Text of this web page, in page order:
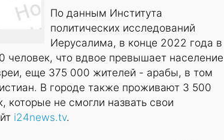
По данным Института
политических исследований
Иерусалима, в конце 2022 года в
что вдвое превышает население
еще 375 000 жителей - арабы, в том
В городе также проживают 3 500
которые не смогли назвать свои
i24news.tv.